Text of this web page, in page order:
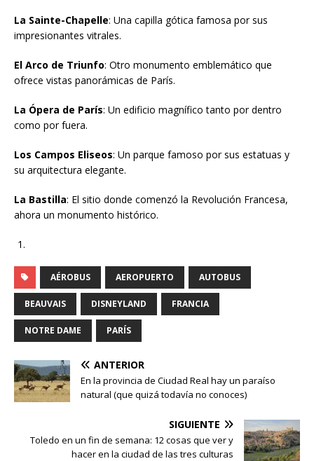
La Sainte-Chapelle: Una capilla gótica famosa por sus
impresionantes vitrales.
El Arco de Triunfo: Otro monumento emblemático que
ofrece vistas panorámicas de París.
La Ópera de París: Un edificio magnífico tanto por dentro
como por fuera.
Los Campos Eliseos: Un parque famoso por sus estatuas y
su arquitectura elegante.
La Bastilla: El sitio donde comenzó la Revolución Francesa,
ahora un monumento histórico.
AÉROBUS AEROPUERTO AUTOBUS
BEAUVAIS DISNEYLAND FRANCIA
NOTRE DAME PARÍS
ANTERIOR
En la provincia de Ciudad Real hay un paraíso
natural (que quizá todavía no conoces)
SIGUIENTE
Toledo en un fin de semana: 12 cosas que ver y
hacer en la ciudad de las tres culturas